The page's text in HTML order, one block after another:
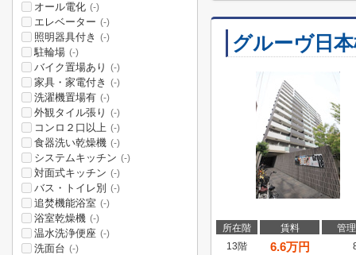
グルーヴ日
所在階 賃料
管
13階
6.6万円
オール電化 (-)
エレベーター (-)
照明器具付き (-)
駐輪場 (-)
バイク置場あり (-)
家具・家電付き (-)
洗濯機置場有 (-)
外観タイル張り (-)
コンロ２口以上 (-)
食器洗い乾燥機 (-)
システムキッチン (-)
対面式キッチン (-)
バス・トイレ別 (-)
追焚機能浴室 (-)
浴室乾燥機 (-)
温水洗浄便座 (-)
洗面台 (-)